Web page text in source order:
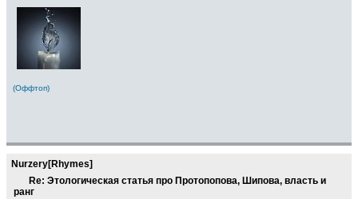
(Оффтоп)
Nurzery[Rhymes]
Re: Этологическая статья про Протопопова, Шипова, власть и
ранг